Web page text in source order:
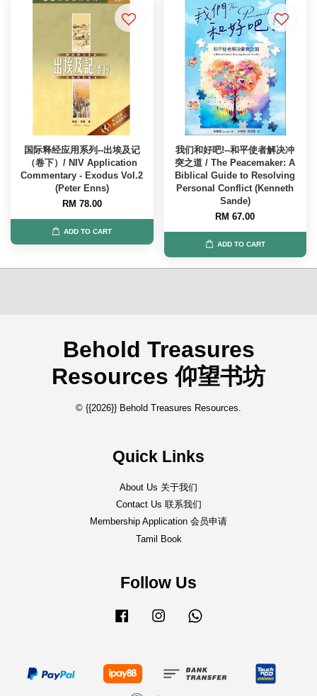
国际释经应用系列--出埃及记
（卷下）/ NIV Application
Commentary - Exodus Vol.2
(Peter Enns)
RM 78.00
ADD TO CART
我们和好吧!--和平使者解决冲
突之道 / The Peacemaker: A
Biblical Guide to Resolving
Personal Conflict (Kenneth
Sande)
RM 67.00
ADD TO CART
Behold Treasures
Resources 仰望书坊
© {{2026}} Behold Treasures Resources.
Quick Links
About Us 关于我们
Contact Us 联系我们
Membership Application 会员申请
Tamil Book
Follow Us
Facebook Instagram